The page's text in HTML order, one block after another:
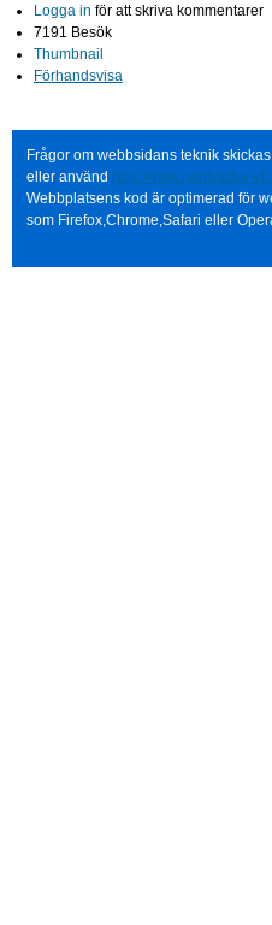
Logga in för att skriva kommentarer
7191 Besök
Thumbnail
Förhandsvisa
Frågor om webbsidans teknik
eller använd http://www.norrbacka-
Webbplatsens kod är optimerad för
som Firefox,Chrome,Safari eller